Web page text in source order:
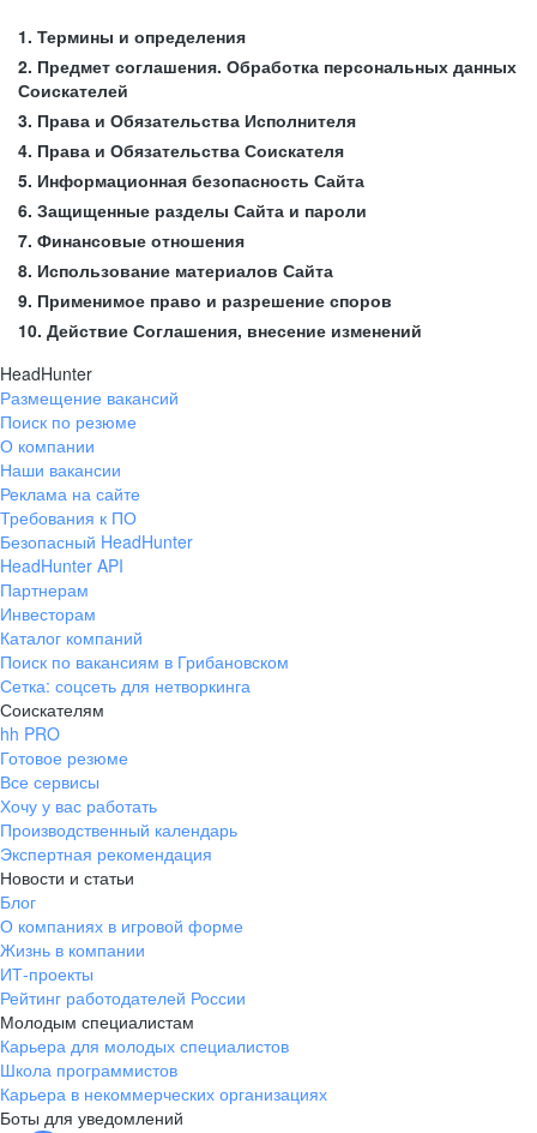
1. Термины и определения
2. Предмет соглашения. Обработка персональных данных
Соискателей
3. Права и Обязательства Исполнителя
4. Права и Обязательства Соискателя
5. Информационная безопасность Сайта
6. Защищенные разделы Сайта и пароли
7. Финансовые отношения
8. Использование материалов Сайта
9. Применимое право и разрешение споров
10. Действие Соглашения, внесение изменений
HeadHunter
Размещение вакансий
Поиск по резюме
О компании
Наши вакансии
Реклама на сайте
Требования к ПО
Безопасный HeadHunter
HeadHunter API
Партнерам
Инвесторам
Каталог компаний
Поиск по вакансиям в Грибановском
Сетка: соцсеть для нетворкинга
Соискателям
hh PRO
Готовое резюме
Все сервисы
Хочу у вас работать
Производственный календарь
Экспертная рекомендация
Новости и статьи
Блог
О компаниях в игровой форме
Жизнь в компании
ИТ-проекты
Рейтинг работодателей России
Молодым специалистам
Карьера для молодых специалистов
Школа программистов
Карьера в некоммерческих организациях
Боты для уведомлений